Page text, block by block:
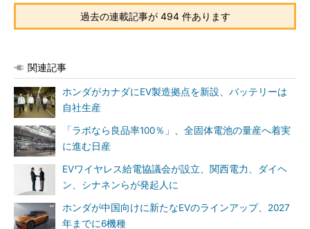
過去の連載記事が 494 件あります
関連記事
ホンダがカナダにEV製造拠点を新設、バッテリーは
自社生産
「ラボなら良品率100％」、全固体電池の量産へ着実
に進む日産
EVワイヤレス給電協議会が設立、関西電力、ダイヘ
ン、シナネンらが発起人に
ホンダが中国向けに新たなEVのラインアップ、2027
年までに6機種